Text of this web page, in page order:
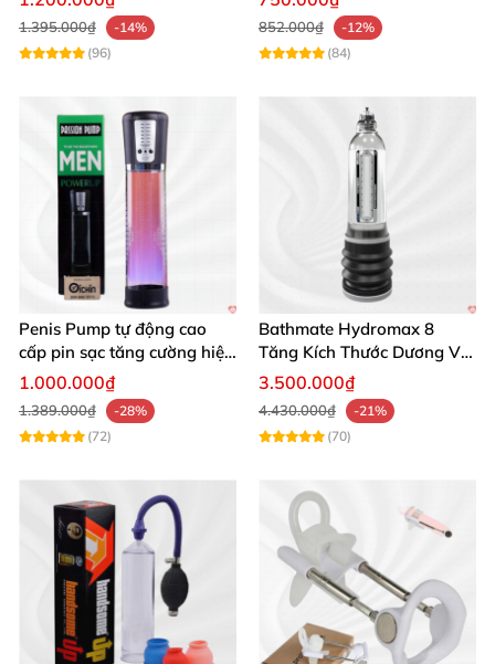
nay để nhận về phong độ vững vàng và sự tự tin bứt
phá! 🚀
1.395.000₫
-14%
(96)
852.000₫
-12%
(84)
Penis Pump tự động cao
cấp pin sạc tăng cường hiệu
quả mua ngay
1.000.000₫
1.389.000₫
-28%
(72)
Bathmate Hydromax 8
Tăng Kích Thước Dương Vật
An Toàn Hiệu Quả
3.500.000₫
4.430.000₫
-21%
(70)